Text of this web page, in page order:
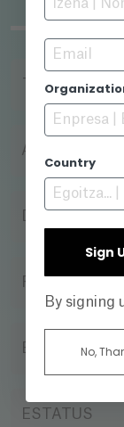
TÍTULO
AÑO
FORMATO
EMPRESA
ESTATUS
Email
Country
Sign
By signing
No,